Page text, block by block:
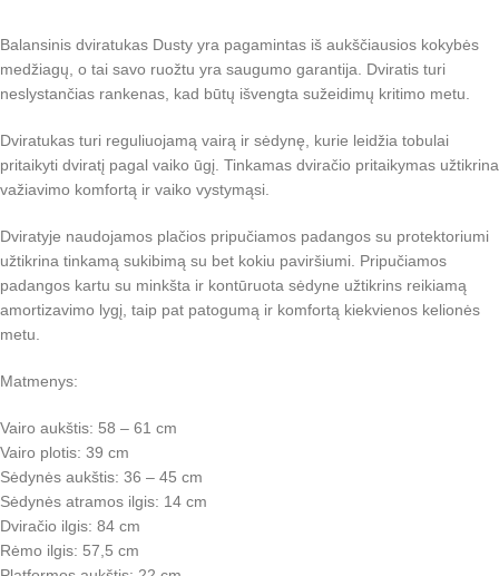
Balansinis dviratukas Dusty yra pagamintas iš aukščiausios kokybės
medžiagų, o tai savo ruožtu yra saugumo garantija. Dviratis turi
neslystančias rankenas, kad būtų išvengta sužeidimų kritimo metu.
Dviratukas turi reguliuojamą vairą ir sėdynę, kurie leidžia tobulai
pritaikyti dviratį pagal vaiko ūgį. Tinkamas dviračio pritaikymas užtikrina
važiavimo komfortą ir vaiko vystymąsi.
Dviratyje naudojamos plačios pripučiamos padangos su protektoriumi
užtikrina tinkamą sukibimą su bet kokiu paviršiumi. Pripučiamos
padangos kartu su minkšta ir kontūruota sėdyne užtikrins reikiamą
amortizavimo lygį, taip pat patogumą ir komfortą kiekvienos kelionės
metu.
Matmenys:
Vairo aukštis: 58 – 61 cm
Vairo plotis: 39 cm
Sėdynės aukštis: 36 – 45 cm
Sėdynės atramos ilgis: 14 cm
Dviračio ilgis: 84 cm
Rėmo ilgis: 57,5 ​​cm